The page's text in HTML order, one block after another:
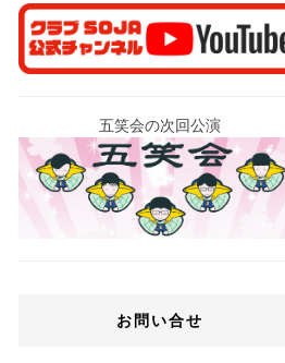
五笑会の次回公演
お問い合せ